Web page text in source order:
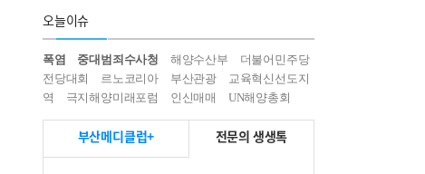
오늘이슈
폭염 중대범죄수사청 해양수산부
더불어민주당
전당대회
르노코리아 부산관광
교육혁신선도지
역
극지해양미래포럼 인신매매 UN해양총회
부산메디클럽+ 전문의 생생톡